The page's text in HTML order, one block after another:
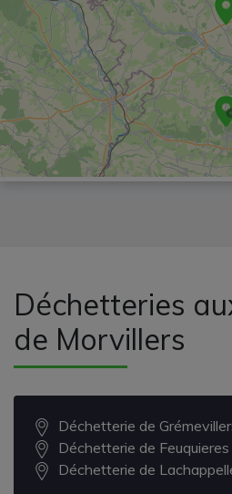
Déchetteries
de Morvillers
Déchetterie de
Déchetterie de Feuquieres
Déchetterie de